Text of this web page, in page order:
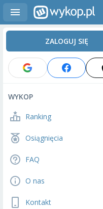
ZALOGUJ SIĘ
WYKOP
Ranking
Osiągnięcia
FAQ
O nas
Kontakt